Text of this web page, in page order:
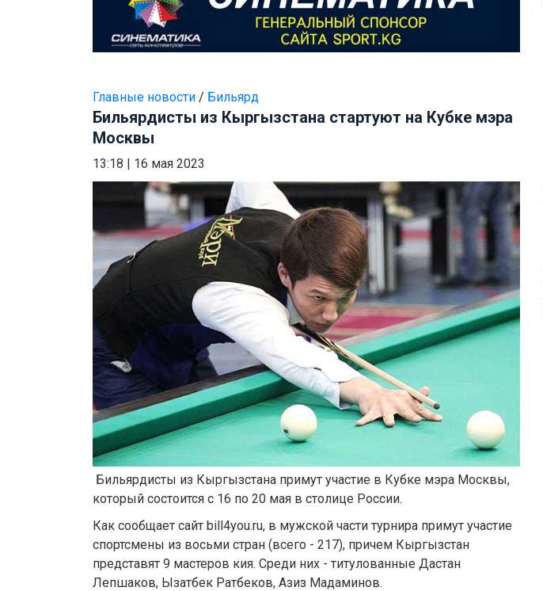
Главные новости / Бильярд
Бильярдисты из Кыргызстана стартуют на Кубке мэра
Москвы
13:18 16 мая 2023
Бильярдисты из Кыргызстана примут участие в Кубке мэра Москвы,
который состоится с 16 по 20 мая в столице России.
Как сообщает сайт bill4you.ru, в мужской части турнира примут участие
спортсмены из восьми стран (всего - 217), причем Кыргызстан
представят 9 мастеров кия. Среди них - титулованные Дастан
Лепшаков, Ызатбек Ратбеков, Азиз Мадаминов.